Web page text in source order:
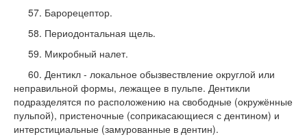
57. Барорецептор.
58. Периодонтальная щель.
59. Микробный налет.
60. Дентикл - локальное обызвествление округлой или
неправильной формы, лежащее в пульпе. Дентикли
подразделятся по расположению на свободные (окружённые
пульпой), пристеночные (соприкасающиеся с дентином) и
интерстициальные (замурованные в дентин).